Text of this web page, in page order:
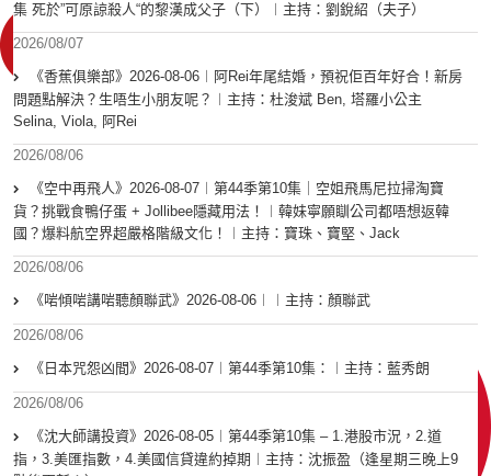
集 死於”可原諒殺人“的黎漢成父子（下）︱主持：劉銳紹（夫子）
2026/08/07
《香蕉俱樂部》2026-08-06︱阿Rei年尾結婚，預祝佢百年好合！新房
問題點解決？生唔生小朋友呢？︱主持：杜浚斌 Ben, 塔羅小公主
Selina, Viola, 阿Rei
2026/08/06
《空中再飛人》2026-08-07︱第44季第10集｜空姐飛馬尼拉掃淘寶
貨？挑戰食鴨仔蛋 + Jollibee隱藏用法！︱韓妹寧願瞓公司都唔想返韓
國？爆料航空界超嚴格階級文化！︱主持：寶珠、寶堅、Jack
2026/08/06
《啱傾啱講啱聽顏聯武》2026-08-06︱︱主持：顏聯武
2026/08/06
《日本咒怨凶間》2026-08-07︱第44季第10集：︱主持：藍秀朗
2026/08/06
《沈大師講投資》2026-08-05︱第44季第10集 – 1.港股市況，2.道
指，3.美匯指數，4.美國信貸違約掉期︱主持：沈振盈（逢星期三晚上9